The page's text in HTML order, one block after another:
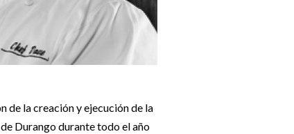
la creación y ejecución de la
Durango durante todo el año